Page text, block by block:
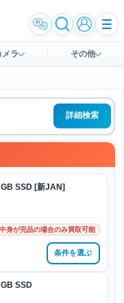
メラ その他
詳細検索
SSD [新JAN]
身が完品の場合のみ買取可能
条件を選ぶ
SSD